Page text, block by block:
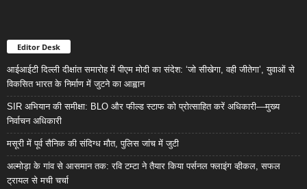
Editor Desk
आईआईटी दिल्ली दीक्षांत समारोह में पीएम मोदी का संदेश: ‘जो सीखेगा, वही जीतेगा’, युवाओं से
विकसित भारत के निर्माण में जुटने का आह्वान
SIR अभियान की समीक्षा: BLO और फील्ड स्टाफ को प्रोत्साहित करें अधिकारी—मुख्य
निर्वाचन अधिकारी
मसूरी में पूर्व सैनिक की संदिग्ध मौत, पुलिस जांच में जुटी
अल्मोड़ा के गांव से आसमान तक: रवि टम्टा ने तैयार किया पर्सनल फ्लाइंग व्हीकल, सफल
ट्रायल से मची चर्चा